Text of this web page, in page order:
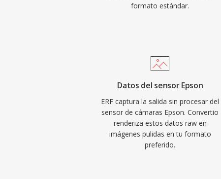
formato estándar.
Datos del sensor Epson
ERF captura la salida sin procesar del
sensor de cámaras Epson. Convertio
renderiza estos datos raw en
imágenes pulidas en tu formato
preferido.